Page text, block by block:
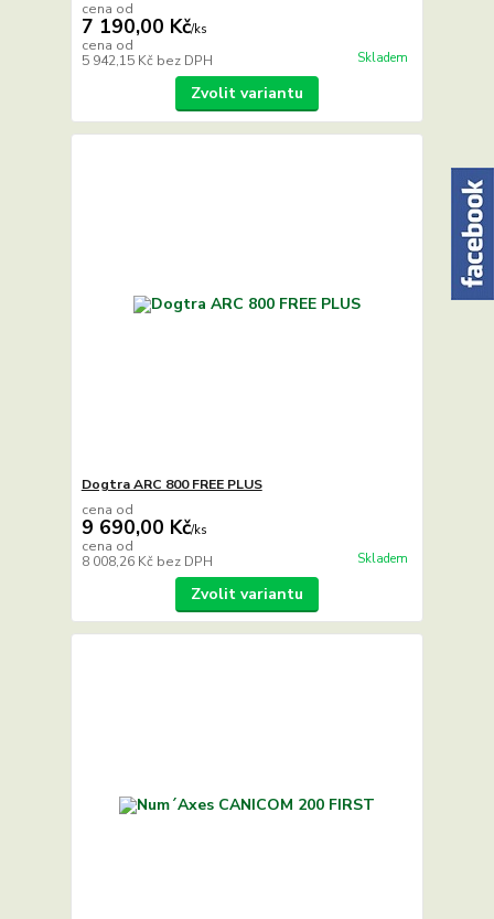
cena od
7 190,00 Kč/ks
cena od
5 942,15 Kč bez DPH Skladem
Zvolit variantu
Dogtra ARC 800 FREE PLUS
cena od
9 690,00 Kč/ks
cena od
8 008,26 Kč bez DPH Skladem
Zvolit variantu